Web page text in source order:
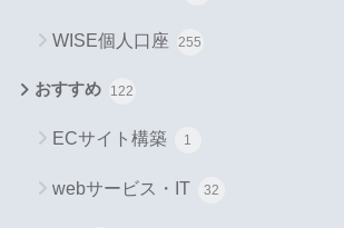
WISE個人口座 255
おすすめ 122
ECサイト構築 1
webサービス・IT 32